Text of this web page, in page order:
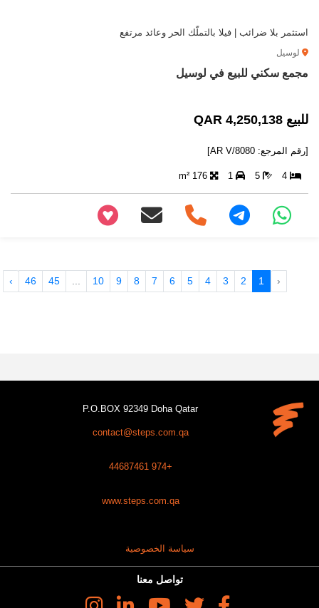
استثمر بلا ضرائب | فيلا بالتملّك الحر وعائد مرتفع
لوسيل
مجمع سكني للبيع في لوسيل
للبيع 4,250,138 QAR
[رقم المرجع: AR V/8080]
4
5
1
176 m²
‹
1
2
3
4
5
6
7
8
9
10
45
46
›
P.O.BOX 92349 Doha Qatar
contact@steps.com.qa
+974 44687461
www.steps.com.qa
سياسة الخصوصية
تواصل معنا